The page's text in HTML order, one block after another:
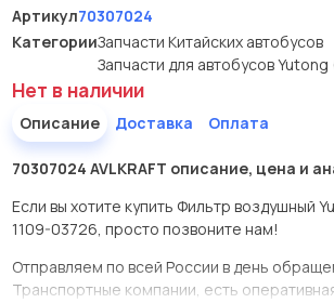
Артикул70307024
КатегорииЗапчасти Китайских автобусов
Запчасти для автобусов
Нет в наличии
Описание Доставка Оплата
70307024 AVLKRAFT описание, цена и
Если вы хотите купить Фильтр воздушный
1109-03726, просто позвоните нам!
Отправляем по всей России в день
Транспортные компании, есть